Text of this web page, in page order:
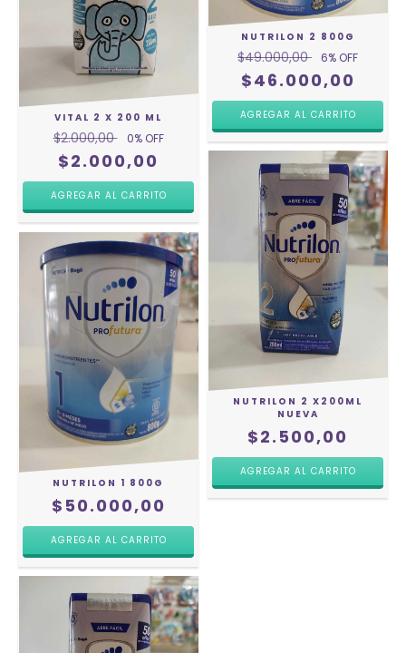
VITAL 2 X 200 ML
$2.000,00 0% OFF
$2.000,00
NUTRILON 2 800G
$49.000,00 6% OFF
$46.000,00
NUTRILON 1 800G
$50.000,00
NUTRILON 2 X200ML
NUEVA
$2.500,00